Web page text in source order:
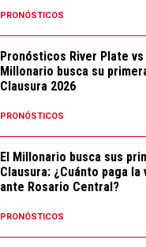
PRONÓSTICOS
Pronósticos River Plate
Millonario busca su
Clausura 2026
PRONÓSTICOS
El Millonario busca sus
Clausura: ¿Cuánto paga
ante Rosario Central?
PRONÓSTICOS